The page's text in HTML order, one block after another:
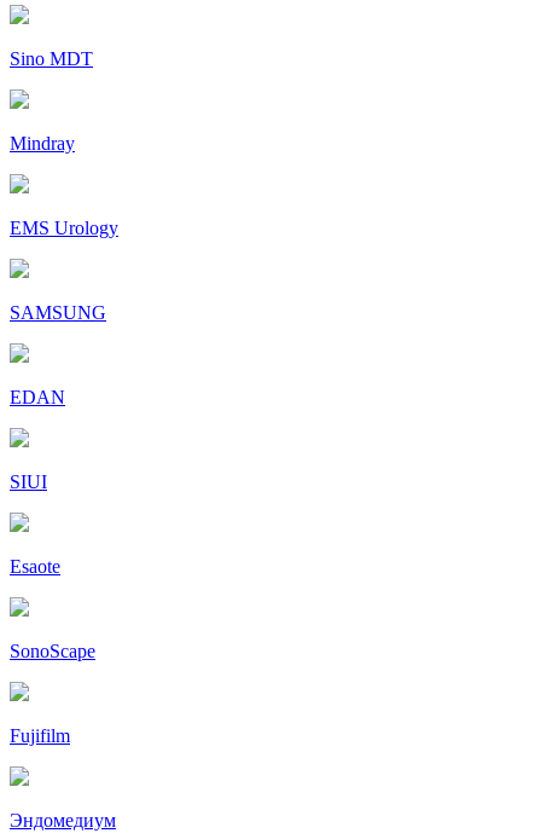
Sino MDT
Mindray
EMS Urology
SAMSUNG
EDAN
SIUI
Esaote
SonoScape
Fujifilm
Эндомедиум